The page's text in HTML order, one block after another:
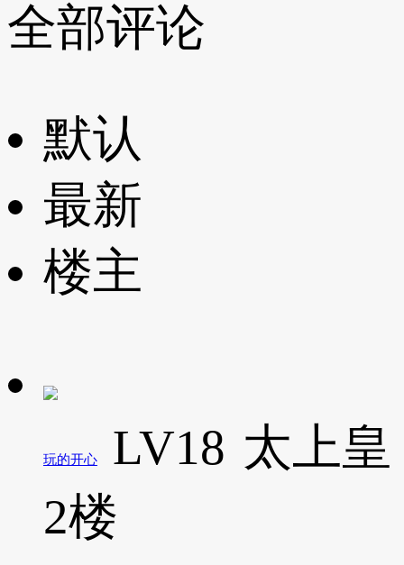
全部评论
默认
最新
楼主
玩的开心 LV18 太上皇
2楼